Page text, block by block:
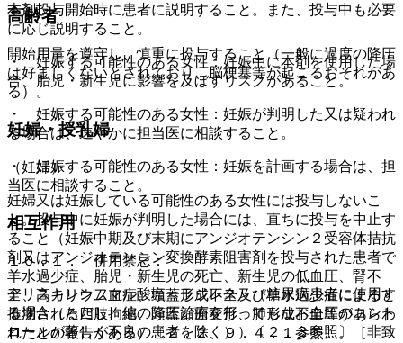
高齢者
開始用量を遵守し、慎重に投与すること（一般に過度の降圧
は好ましくないとされており、脳梗塞等が起こるおそれがあ
る）。
妊婦・授乳婦
（妊婦）
妊婦又は妊娠している可能性のある女性には投与しないこ
と。投与中に妊娠が判明した場合には、直ちに投与を中止す
ること（妊娠中期及び末期にアンジオテンシン２受容体拮抗
剤又はアンジオテンシン変換酵素阻害剤を投与された患者で
羊水過少症、胎児・新生児の死亡、新生児の低血圧、腎不
全、高カリウム血症、頭蓋形成不全及び羊水過少症によると
推測される四肢拘縮、頭蓋顔面変形、肺形成不全等があらわ
れたとの報告がある）〔２．２、９．４．１参照〕。
本剤投与開始時に患者に説明すること。また、投与中も必要
に応じ説明すること。
・ 妊娠する可能性のある女性：妊娠中に本剤を使用した場
合、胎児・新生児に影響を及ぼすリスクがあること。
・ 妊娠する可能性のある女性：妊娠が判明した又は疑われ
る場合は、速やかに担当医に相談すること。
・ 妊娠する可能性のある女性：妊娠を計画する場合は、担
当医に相談すること。
相互作用
１０．１． 併用禁忌：
アリスキレンフマル酸塩＜ラジレス＞（糖尿病患者に使用す
る場合（ただし、他の降圧治療を行ってもなお血圧のコント
ロールが著しく不良の患者を除く））〔２．３参照〕［非致